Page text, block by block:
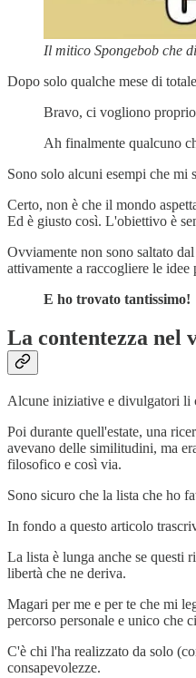
Il mitico Spongebob che
Dopo solo qualche mese di
Bravo, ci vogliono
Ah finalmente qualcuno
Sono solo alcuni esempi che mi
Certo, non è che il mondo
Ed è giusto così. L'obiettivo è
Ovviamente non sono saltato
attivamente a raccogliere le
E ho trovato tantissimo!
La contentezza nel
Alcune iniziative e divulgatori li
Poi durante quell'estate, una
avevano delle similitudini, ma
filosofico e così via.
Sono sicuro che la lista che ho
In fondo a questo articolo
La lista è lunga anche se questi
libertà che ne deriva.
Magari per me e per te che mi
percorso personale e unico che
C'è chi l'ha realizzato da solo
consapevolezze.